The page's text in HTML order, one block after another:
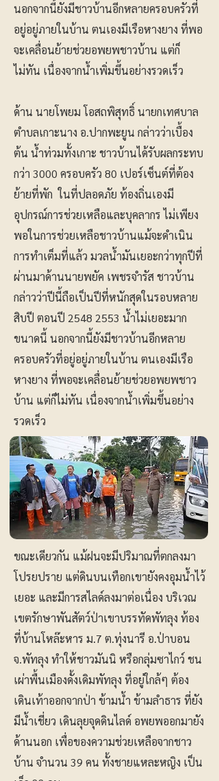
นอกจากนี้ยังมีชาวบ้านอีกหลายครอบครัวที่
อยู่อยู่ภายในบ้าน ตนเองมีเรือหางยาง ที่พอ
จะเคลื่อนย้ายช่วยอพยพชาวบ้าน แต่ก็
ไม่ทัน เนื่องจากน้ำเพิ่มขึ้นอย่างรวดเร็ว
ด้าน นายโพยม โอสถพิสุทธิ์ นายกเทศบาล
ตำบลเกาะนาง อ.ปากพะยูน กล่าวว่าเบื้อง
ต้น น้ำท่วมทั้งเกาะ ชาวบ้านได้รับผลกระทบ
กว่า 3000 ครอบครัว 80 เปอร์เซ็นต์ที่ต้อง
ย้ายที่พัก ในที่ปลอดภัย ท้องถิ่นเองมี
อุปกรณ์การช่วยเหลือและบุคลากร ไม่เพียง
พอในการช่วยเหลือชาวบ้านแม้จะดำเนิน
การทำเต็มที่แล้ว มวลน้ำมันเยอะกว่าทุกปีที่
ผ่านมาด้านนายพยัค เพชรจำรัส ชาวบ้าน
กล่าวว่าปีนี้ถือเป็นปีที่หนักสุดในรอบหลาย
สิบปี ตอนปี 2548 2553 น้ำไม่เยอะมาก
ขนาดนี้ นอกจากนี้ยังมีชาวบ้านอีกหลาย
ครอบครัวที่อยู่อยู่ภายในบ้าน ตนเองมีเรือ
หางยาง ที่พอจะเคลื่อนย้ายช่วยอพยพชาว
บ้าน แต่ก็ไม่ทัน เนื่องจากน้ำเพิ่มขึ้นอย่าง
รวดเร็ว
ขณะเดียวกัน แม้ฝนจะมีปริมาณที่ตกลงมา
โปรยปราย แต่ดินบนเทือกเขายังคงอุมน้ำไว้
เยอะ และมีการสไลด์ลงมาต่อเนื่อง บริเวณ
เขตรักษาพันสัตว์ป่าเขาบรรทัดพัทลุง ท้อง
ที่บ้านโหล๊ะหาร ม.7 ต.ทุ่งนารี อ.ป่าบอน
จ.พัทลุง ทำให้ชาวมันนิ หรือกลุ่มซาไกว์ ชน
เผ่าพื้นเมืองดั้งเดิมพัทลุง ที่อยู่ใกล้ๆ ต้อง
เดินเท้าออกจากป่า ข้ามน้ำ ข้ามลำธาร ที่ยัง
มีน้ำเชี่ยว เดินลุยจุดดินไลด์ อพยพออกมายัง
ด้านนอก เพื่อของความช่วยเหลือจากชาว
บ้าน จำนวน 39 คน ทั้งชายแหละหญิง เป็น